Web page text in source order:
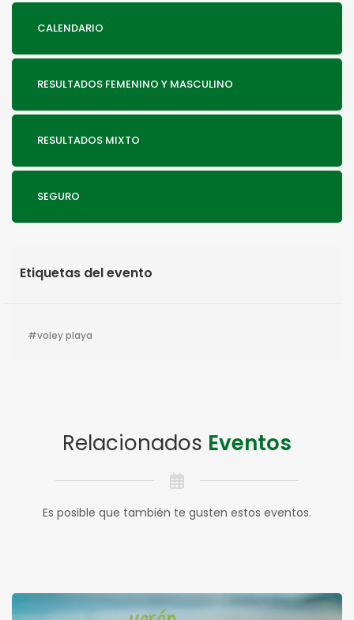
CALENDARIO
RESULTADOS FEMENINO Y MASCULINO
RESULTADOS MIXTO
SEGURO
Etiquetas del evento
voley playa
Relacionados Eventos
Es posible que también te gusten estos eventos.